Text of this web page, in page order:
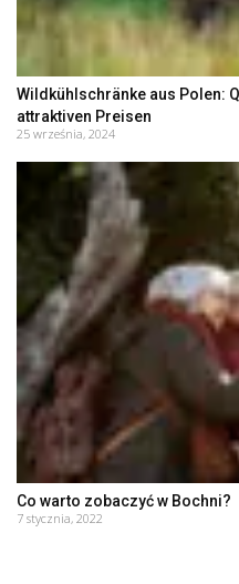
Wildkühlschränke aus Polen:
attraktiven Preisen
25 września, 2024
Co warto zobaczyć w Bochni?
7 stycznia, 2022